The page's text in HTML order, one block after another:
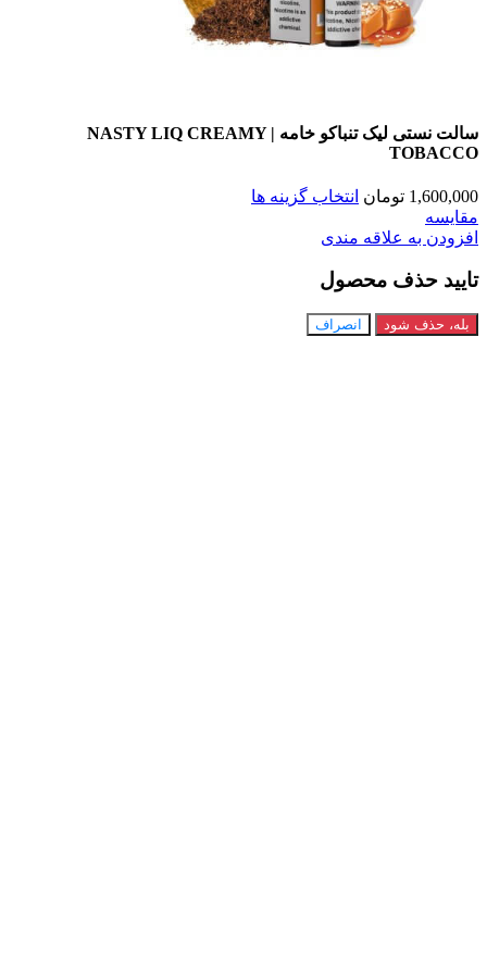
سالت نستی لیک تنباکو خامه | NASTY LIQ CREAMY
تومان انتخاب گزینه ها
به علاقه مندی
حذف محصول
حذف شود انصراف